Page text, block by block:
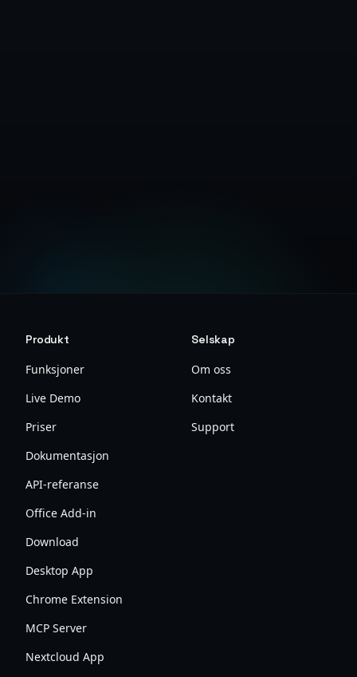
Produkt
Funksjoner
Live Demo
Priser
Dokumentasjon
API-referanse
Office Add-in
Download
Desktop App
Chrome Extension
MCP Server
Nextcloud App
Selskap
Om oss
Kontakt
Support